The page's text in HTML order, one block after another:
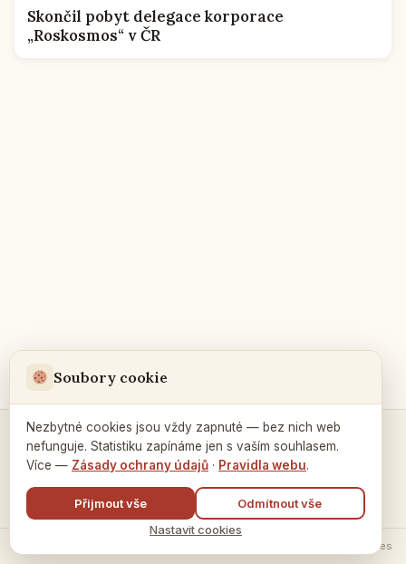
Skončil pobyt delegace korporace
„Roskosmos“ v ČR
Kontakty a spojení →
Nastavení cookies
Soubory cookie
Nezbytné cookies jsou vždy zapnuté — bez nich web
nefunguje. Statistiku zapínáme jen s vaším souhlasem.
Více — Zásady ochrany údajů · Pravidla webu.
Přijmout vše
Odmítnout vše
Nastavit cookies